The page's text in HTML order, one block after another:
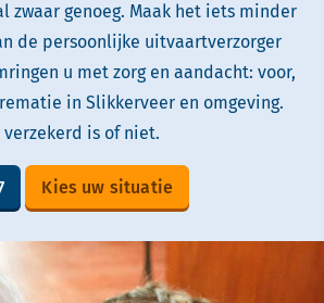
zwaar genoeg. Maak het iets minder
de persoonlijke uitvaartverzorger
u met zorg en aandacht: voor,
in Slikkerveer en omgeving.
is of niet.
Kies uw situatie